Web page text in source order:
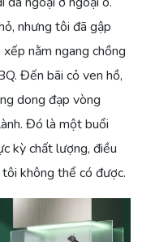
nhưng tôi đã gập
nằm ngang chồng
Đến bãi cỏ ven hồ,
dong đạp vòng
Đó là một buổi
kỳ chất lượng, điều
không thể có được.